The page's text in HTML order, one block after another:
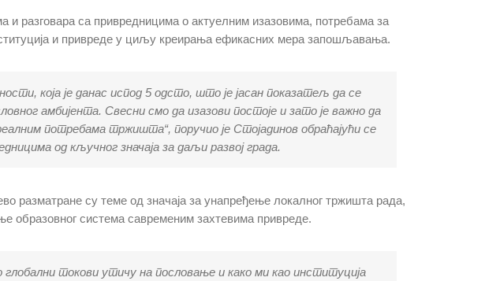
и разговара са привредницима о актуелним изазовима, потребама за
и привреде у циљу креирања ефикасних мера запошљавања.
која је данас испод 5 одсто, што је јасан показатељ да се
амбијента. Свесни смо да изазови постоје и зато је важно да
потребама тржишта“, поручио је Стојадинов обраћајући се
од кључног значаја за даљи развој града.
разматране су теме од значаја за унапређење локалног тржишта рада,
образовног система савременим захтевима привреде.
токови утичу на пословање и како ми као институција